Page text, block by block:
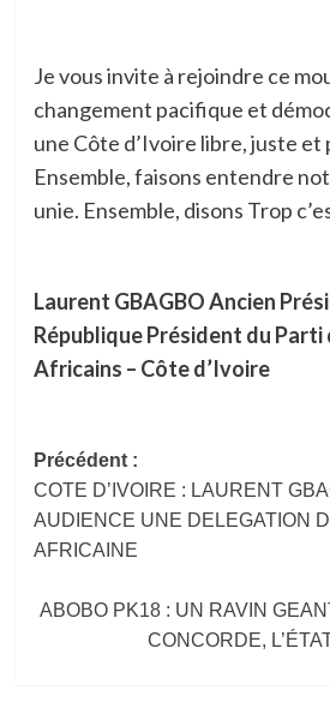
Je vous invite à rejoindre ce
changement pacifique et
une Côte d’Ivoire libre, juste et
Ensemble, faisons entendre
unie. Ensemble, disons Trop
Laurent GBAGBO Ancien
République Président du Parti
Africains – Côte d’Ivoire
Navigation
d’article
Précédent :
COTE D’IVOIRE : LAURENT
AUDIENCE UNE DELEGATION
AFRICAINE
ABOBO PK18 : UN RAVIN
CONCORDE,